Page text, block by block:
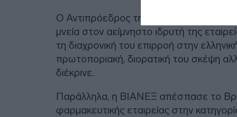
Ο Αντιπρόεδρος της ΒΙΑΝΕΞ κ.
μνεία στον αείμνηστο ιδρυτή της
τη διαχρονική του επιρροή στην
πρωτοποριακή, διορατική του σκέψη
διέκρινε.
Παράλληλα, η ΒΙΑΝΕΞ απέσπασε το
φαρμακευτικής εταιρείας στην